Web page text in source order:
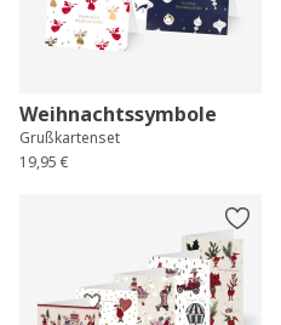
Weihnachtssymbole
Grußkartenset
19,95 €